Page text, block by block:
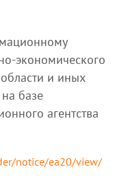
экономического
и иных
базе
агентства
notice/ea20/view/